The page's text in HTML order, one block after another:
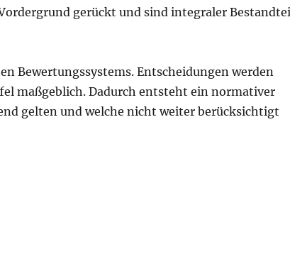
gerückt und sind integraler
Bewertungssystems. Entscheidungen werden
maßgeblich. Dadurch entsteht ein normativer
gelten und welche nicht weiter berücksichtigt